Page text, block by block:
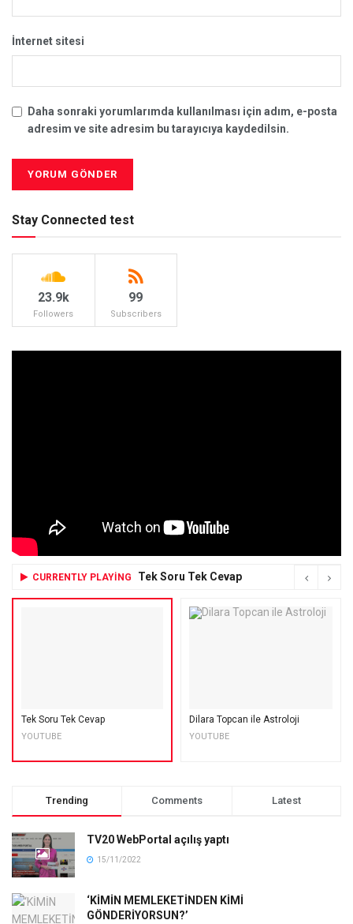
İnternet sitesi
Daha sonraki yorumlarımda kullanılması için adım, e-posta
adresim ve site adresim bu tarayıcıya kaydedilsin.
Stay Connected test
23.9k
Followers
99
Subscribers
CURRENTLY PLAYING Tek Soru Tek Cevap
Tek Soru Tek Cevap
YOUTUBE
Dilara Topcan ile Astroloji
YOUTUBE
Trending Comments Latest
TV20 WebPortal açılış yaptı
15/11/2022
‘KİMİN MEMLEKETİNDEN KİMİ
GÖNDERİYORSUN?’